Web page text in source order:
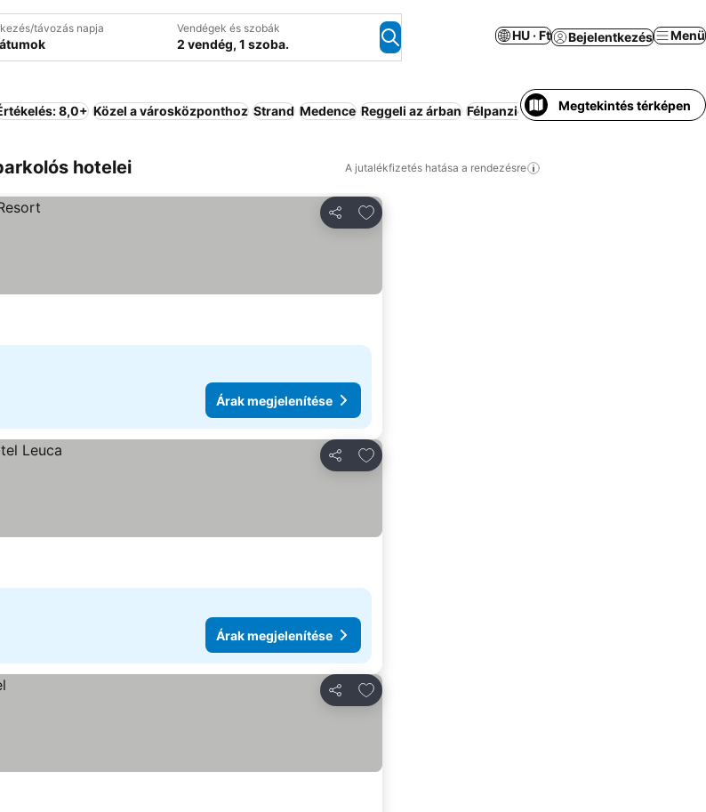
távozás napja Vendégek és szobák
2 vendég, 1 szoba.
HU · Ft Bejelentkezés Menü
8,0+ Közel a városközponthoz Strand Medence Reggeli az árban Félpanzió Apartmanhotel Parkoló
Megtekintés térképen
hotelei A jutalékfizetés hatása a rendezésre
Megosztás
Hozzáadás a kedvencekhez
Árak megjelenítése
Megosztás
Hozzáadás a kedvencekhez
Árak megjelenítése
Megosztás
Hozzáadás a kedvencekhez